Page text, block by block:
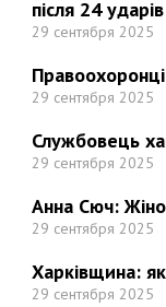
після 24 ударів
29 сентября 2025
Правоохоронці
29 сентября 2025
Службовець
29 сентября 2025
Анна Сюч:
29 сентября 2025
Харківщина:
29 сентября 2025